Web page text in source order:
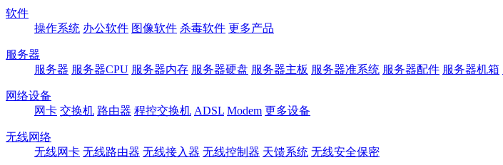
软件
操作系统 办公软件 图像软件 杀毒软件 更多产品
服务器
服务器 服务器CPU 服务器内存 服务器硬盘 服务器主板 服务器准系统 服务器配件 服务器机箱
网络设备
网卡 交换机 路由器 程控交换机 ADSL Modem 更多设备
无线网络
无线网卡 无线路由器 无线接入器 无线控制器 天馈系统 无线安全保密